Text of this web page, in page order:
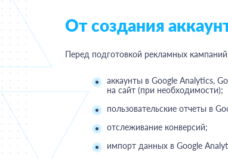
От создания
Перед подготовкой рекламных
аккаунты в Google Analytics,
на сайт (при необходимости);
пользовательские отчеты в
отслеживание конверсий;
импорт данных в Google